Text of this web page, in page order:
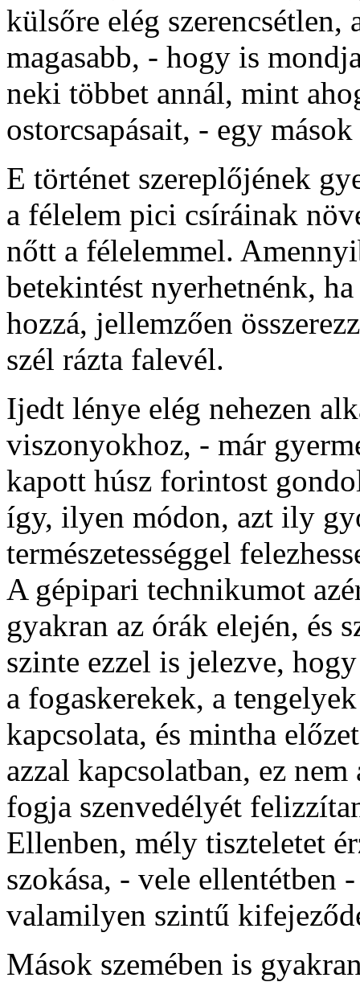
külsőre elég
magasabb, - hogy is
neki többet annál, mint
ostorcsapásait, - egy
E történet szereplőjének
a félelem pici csíráinak
nőtt a félelemmel.
betekintést nyerhetnénk,
hozzá, jellemzően
szél rázta falevél.
Ijedt lénye elég nehezen
viszonyokhoz, - már
kapott húsz forintost
így, ilyen módon, azt ily
természetességgel
A gépipari technikumot
gyakran az órák elején, és
szinte ezzel is jelezve,
a fogaskerekek, a
kapcsolata, és mintha
azzal kapcsolatban, ez
fogja szenvedélyét
Ellenben, mély tiszteletet
szokása, - vele ellentétben
valamilyen szintű
Mások szemében is